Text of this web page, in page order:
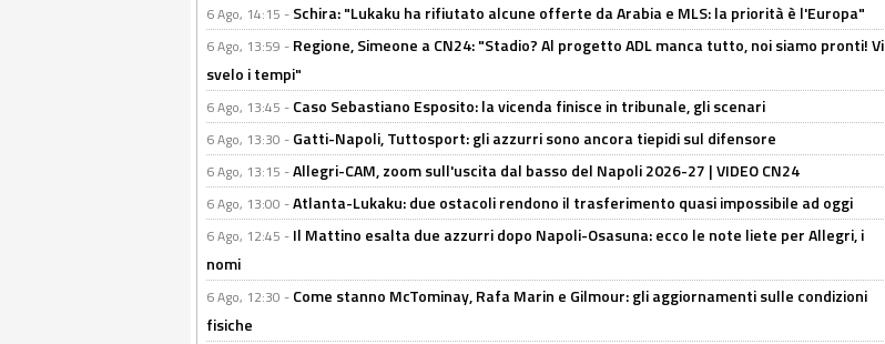
6 Ago, 14:15 - Schira: "Lukaku ha rifiutato alcune offerte da Arabia e MLS: la priorità è l'Europa"
6 Ago, 13:59 - Regione, Simeone a CN24: "Stadio? Al progetto ADL manca tutto, noi siamo pronti! Vi
svelo i tempi"
6 Ago, 13:45 - Caso Sebastiano Esposito: la vicenda finisce in tribunale, gli scenari
6 Ago, 13:30 - Gatti-Napoli, Tuttosport: gli azzurri sono ancora tiepidi sul difensore
6 Ago, 13:15 -Allegri-CAM, zoom sull'uscita dal basso del Napoli 2026-27 | VIDEO CN24
6 Ago, 13:00 -Atlanta-Lukaku: due ostacoli rendono il trasferimento quasi impossibile ad oggi
6 Ago, 12:45 - Il Mattino esalta due azzurri dopo Napoli-Osasuna: ecco le note liete per Allegri, i
nomi
6 Ago, 12:30 - Come stanno McTominay, Rafa Marin e Gilmour: gli aggiornamenti sulle condizioni
fisiche